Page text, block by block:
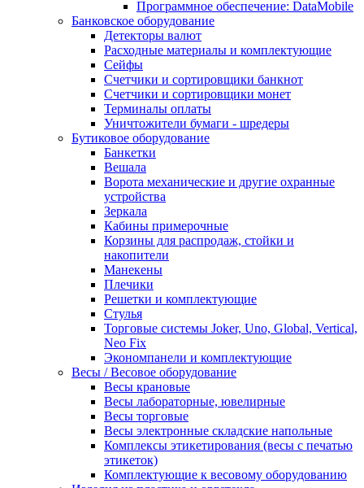
Программное обеспечение: DataMobile
Банковское оборудование
Детекторы валют
Расходные материалы и комплектующие
Сейфы
Счетчики и сортировщики банкнот
Счетчики и сортировщики монет
Терминалы оплаты
Уничтожители бумаги - шредеры
Бутиковое оборудование
Банкетки
Вешала
Ворота механические и другие охранные
устройства
Зеркала
Кабины примерочные
Корзины для распродаж, стойки и
накопители
Манекены
Плечики
Решетки и комплектующие
Стулья
Торговые системы Joker, Uno, Global, Vertical,
Neo Fix
Экономпанели и комплектующие
Весы / Весовое оборудование
Весы крановые
Весы лабораторные, ювелирные
Весы торговые
Весы электронные складские напольные
Комплексы этикетирования (весы с печатью
этикеток)
Комплектующие к весовому оборудованию